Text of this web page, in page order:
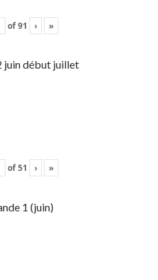
of91 › »
juin début juillet
of51 › »
1 (juin)